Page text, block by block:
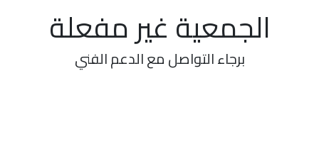
الجمعية غير مفعلة
برجاء التواصل مع الدعم الفني